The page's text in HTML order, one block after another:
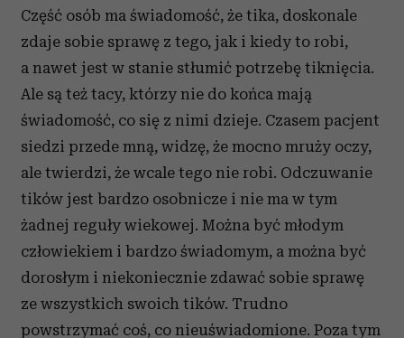
Część osób ma świadomość, że tika, doskonale
zdaje sobie sprawę z tego, jak i kiedy to robi,
a nawet jest w stanie stłumić potrzebę tiknięcia.
Ale są też tacy, którzy nie do końca mają
świadomość, co się z nimi dzieje. Czasem pacjent
siedzi przede mną, widzę, że mocno mruży oczy,
ale twierdzi, że wcale tego nie robi. Odczuwanie
tików jest bardzo osobnicze i nie ma w tym
żadnej reguły wiekowej. Można być młodym
człowiekiem i bardzo świadomym, a można być
dorosłym i niekoniecznie zdawać sobie sprawę
ze wszystkich swoich tików. Trudno
powstrzymać coś, co nieuświadomione. Poza tym